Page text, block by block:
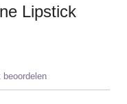
Lipstick
beoordelen